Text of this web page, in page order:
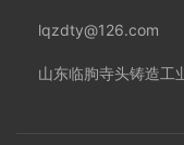
lqzdty@126.com
山东临朐寺头铸造工